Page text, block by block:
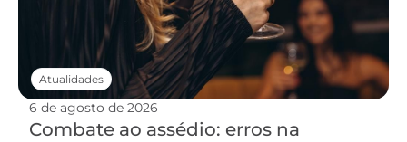
6 de agosto de 2026
Combate ao assédio: erros na
Atualidades